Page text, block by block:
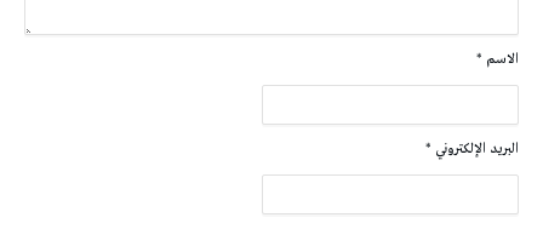
الاسم *
البريد الإلكتروني *